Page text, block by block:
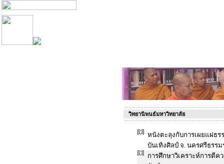
วิทยานิพนธ์มหาวิทยาลัย
หนังตะลุงกับการเผยแผ่ธ
บันเทิงศิลป์ จ. นครศรีธรร
การศึกษาวิเคราะห์การตี